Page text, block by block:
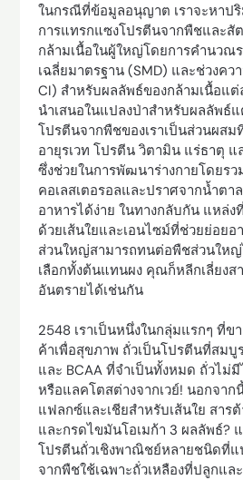
ในกรณีที่ข้อมูลอนุญาต เราจะหาป
การแทรกแซงโปรตีนจากพืชและสั
กล้ามเนื้อในผู้ใหญ่โดยการคำนวณ
เฉลี่ยมาตรฐาน (SMD) และช่วงคว
CI) สำหรับผลลัพธ์ของกล้ามเนื้อแต่
นำเสนอในแปลงป่าสำหรับผลลัพธ์แ
โปรตีนจากพืชของเราเป็นส่วนผส
อายุรเวท โปรตีน วิตามิน แร่ธาตุ
ซึ่งช่วยในการพัฒนาร่างกายโดยรว
คอเลสเตอรอลและปราศจากน้ำตา
อาหารได้ง่าย ในทางกลับกัน แหล่
ด้วยเส้นใยและเอนไซม์ที่ช่วยย่อย
ส่วนใหญ่สามารถทนต่อพืชส่วนให
เลือกทั้งต้นแทนผง คุณก็หลีกเลี่ยงส
อันตรายได้เช่นกัน
2548 เราเป็นหนึ่งในกลุ่มแรกๆ ที่ข
ค้าเพื่อสุขภาพ ถั่วเป็นโปรตีนที่สม
และ BCAA ที่จำเป็นทั้งหมด ถั่วไม่
หรือแลคโตสต่างจากเวย์! นอกจาก
แฟลกซ์และเชียสำหรับเส้นใย สาร
และกรดไขมันโอเมก้า 3 ผลลัพธ์?
โปรตีนถั่วเชิงพาณิชย์หลายชนิดที่
จากพืชใช้เฉพาะถั่วเหลืองที่ปลูกแล